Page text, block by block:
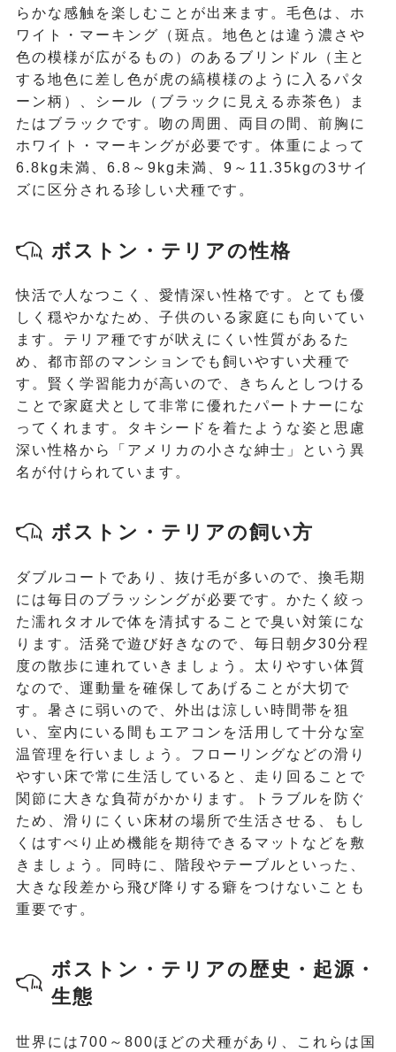
らかな感触を楽しむことが出来ます。毛色は、ホ
ワイト・マーキング（斑点。地色とは違う濃さや
色の模様が広がるもの）のあるブリンドル（主と
する地色に差し色が虎の縞模様のように入るパタ
ーン柄）、シール（ブラックに見える赤茶色）ま
たはブラックです。吻の周囲、両目の間、前胸に
ホワイト・マーキングが必要です。体重によって
6.8kg未満、6.8～9kg未満、9～11.35kgの3サイ
ズに区分される珍しい犬種です。
ボストン・テリアの性格
快活で人なつこく、愛情深い性格です。とても優
しく穏やかなため、子供のいる家庭にも向いてい
ます。テリア種ですが吠えにくい性質があるた
め、都市部のマンションでも飼いやすい犬種で
す。賢く学習能力が高いので、きちんとしつける
ことで家庭犬として非常に優れたパートナーにな
ってくれます。タキシードを着たような姿と思慮
深い性格から「アメリカの小さな紳士」という異
名が付けられています。
ボストン・テリアの飼い方
ダブルコートであり、抜け毛が多いので、換毛期
には毎日のブラッシングが必要です。かたく絞っ
た濡れタオルで体を清拭することで臭い対策にな
ります。活発で遊び好きなので、毎日朝夕30分程
度の散歩に連れていきましょう。太りやすい体質
なので、運動量を確保してあげることが大切で
す。暑さに弱いので、外出は涼しい時間帯を狙
い、室内にいる間もエアコンを活用して十分な室
温管理を行いましょう。フローリングなどの滑り
やすい床で常に生活していると、走り回ることで
関節に大きな負荷がかかります。トラブルを防ぐ
ため、滑りにくい床材の場所で生活させる、もし
くはすべり止め機能を期待できるマットなどを敷
きましょう。同時に、階段やテーブルといった、
大きな段差から飛び降りする癖をつけないことも
重要です。
ボストン・テリアの歴史・起源・
生態
世界には700～800ほどの犬種があり、これらは国